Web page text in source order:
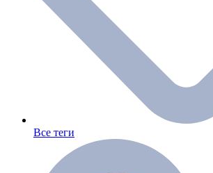
Все теги